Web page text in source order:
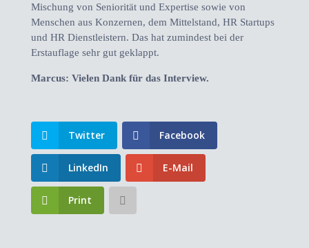
Mischung von Seniorität und Expertise sowie von
Menschen aus Konzernen, dem Mittelstand, HR Startups
und HR Dienstleistern. Das hat zumindest bei der
Erstauflage sehr gut geklappt.
Marcus: Vielen Dank für das Interview.
Twitter Facebook
LinkedIn E-Mail
Print